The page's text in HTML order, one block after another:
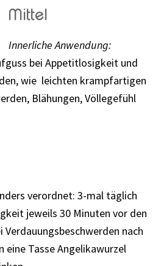
Mittel
Innerliche Anwendung:
bei Appetitlosigkeit und
wie leichten krampfartigen
Blähungen, Völlegefühl
verordnet: 3-mal täglich
jeweils 30 Minuten vor den
Verdauungsbeschwerden nach
eine Tasse Angelikawurzel